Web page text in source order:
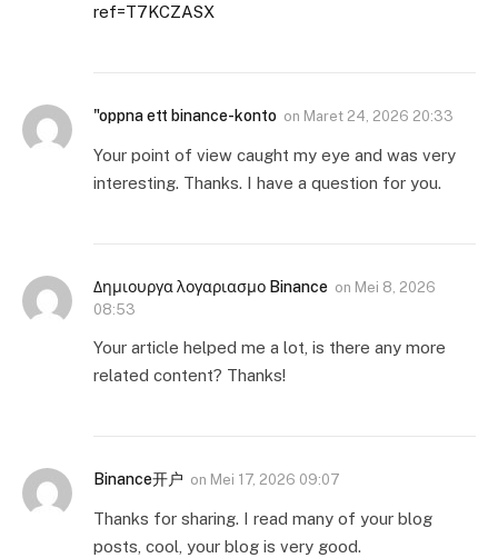
ref=T7KCZASX
"oppna ett binance-konto on Maret 24, 2026 20:33
Your point of view caught my eye and was very
interesting. Thanks. I have a question for you.
Δημιουργα λογαριασμο Binance on Mei 8, 2026
08:53
Your article helped me a lot, is there any more
related content? Thanks!
Binance开户 on Mei 17, 2026 09:07
Thanks for sharing. I read many of your blog
posts, cool, your blog is very good.